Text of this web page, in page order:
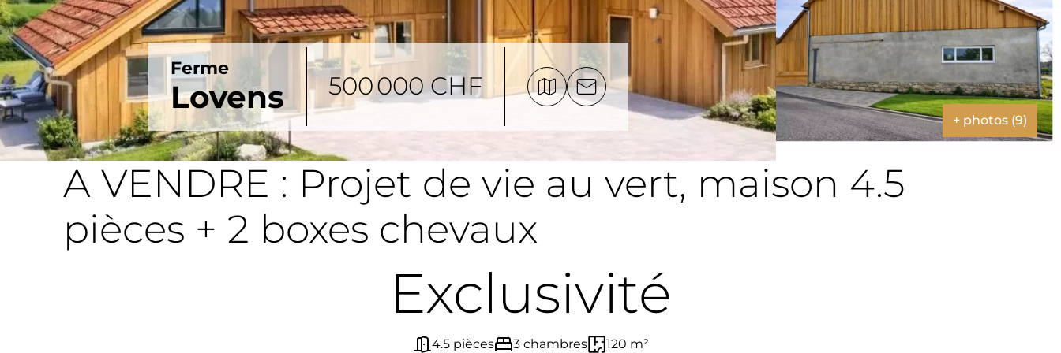
Ferme
Lovens 500 000 CHF
+ photos (9)
A VENDRE : Projet de vie au vert, maison 4.5
pièces + 2 boxes chevaux
Exclusivité
4.5 pièces 3 chambres
120 m²